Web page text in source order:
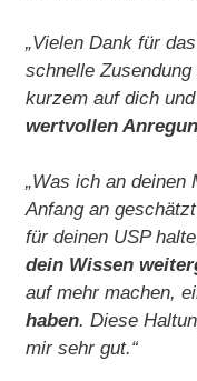
„Vielen Dank für
schnelle
kurzem auf dich
wertvollen
„Was ich an deinen
Anfang an
für deinen USP
dein Wissen
auf mehr machen,
haben. Diese
mir sehr gut.“